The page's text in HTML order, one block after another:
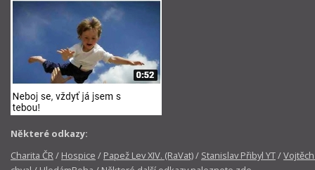
Některé odkazy:
Charita ČR/ Hospice / Papež Lev XIV. (RaVat)/ Stanislav Přibyl YT/